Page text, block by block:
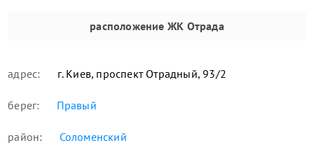
расположение ЖК Отрада
адрес: г. Киев, проспект Отрадный, 93/2
берег: Правый
район: Соломенский